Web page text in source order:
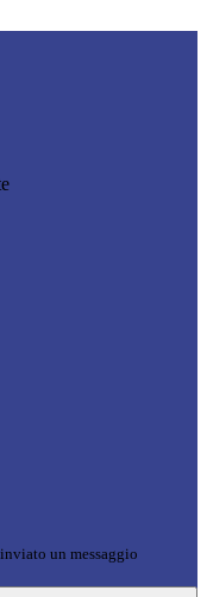
un messaggio